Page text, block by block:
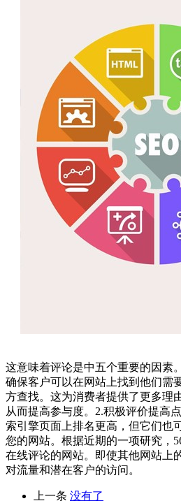
这意味着评论是中五个重要的因素
确保客户可以在网站上找到他们需
方查找。这为消费者提供了更多理
从而提高参与度。2.积极评价提高
索引擎页面上排名更高，但它们也
您的网站。根据近期的一项研究，
在线评论的网站。即使其他网站上
对流量和潜在客户的访问。
上一条 没有了